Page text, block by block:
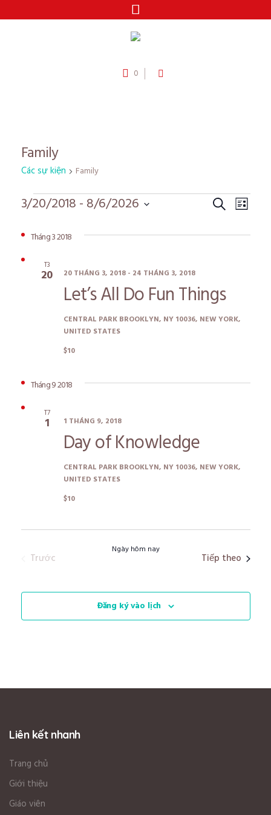
0
Family
Các sự kiện Family
Các
sự
kiện
Các
sự
Tìm
kiếm
Tìm Sự
kiện
Danh
3/20/2018 - 8/6/2026
ngày.Tháng 3 2018
T3
20
Let’s All Do Fun Things
20 THÁNG 3, 2018- 24 THÁNG 3, 2018
CENTRAL PARK BROOKLYN, NY 10036, NEW YORK,
UNITED STATES
$10
Tháng 9 2018
T7
1
Day of Knowledge
1 THÁNG 9, 2018
CENTRAL PARK BROOKLYN, NY 10036, NEW YORK,
UNITED STATES
$10
TrướcCác sự kiện
Ngày hôm nay
Tiếp theoCác sự
Đăng ký vào lịch
Liên kết nhanh
Trang chủ
Giới thiệu
Giáo viên